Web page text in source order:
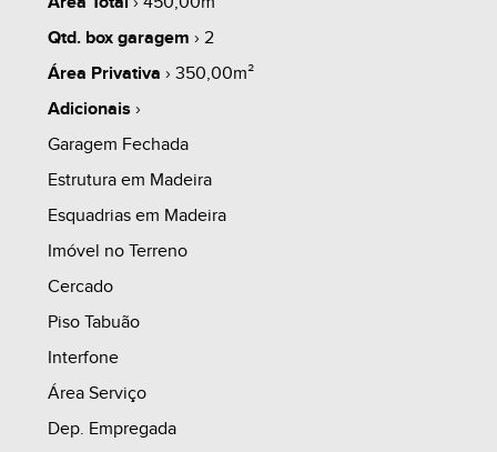
CASA 2 Inferior:
-2 dormitórios
-sala
-cozinha
-área de serviço
-banheiro
PORÃO
-porão com 2 peças
-banheiro externo
whats
share
Qtd. box garagem › 2
Área Privativa › 350,00m²
Adicionais ›
Garagem Fechada
Estrutura em Madeira
Esquadrias em Madeira
Imóvel no Terreno
Cercado
Piso Tabuão
Interfone
Área Serviço
Dep. Empregada